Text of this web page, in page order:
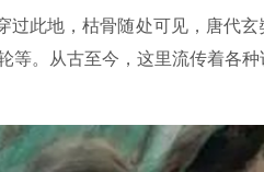
过此地，枯骨随处可见，唐代
等。从古至今，这里流传着各